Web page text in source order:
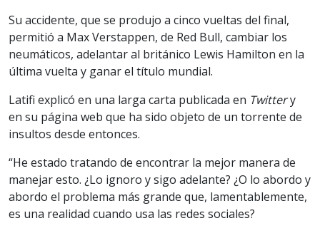
Su accidente, que se produjo a cinco vueltas del final,
permitió a Max Verstappen, de Red Bull, cambiar los
neumáticos, adelantar al británico Lewis Hamilton en la
última vuelta y ganar el título mundial.
Latifi explicó en una larga carta publicada en Twittery
en su página web que ha sido objeto de un torrente de
insultos desde entonces.
“He estado tratando de encontrar la mejor manera de
manejar esto. ¿Lo ignoro y sigo adelante? ¿O lo abordo y
abordo el problema más grande que, lamentablemente,
es una realidad cuando usa las redes sociales?